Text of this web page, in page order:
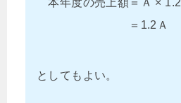
＝1.2Ａ
としてもよい。